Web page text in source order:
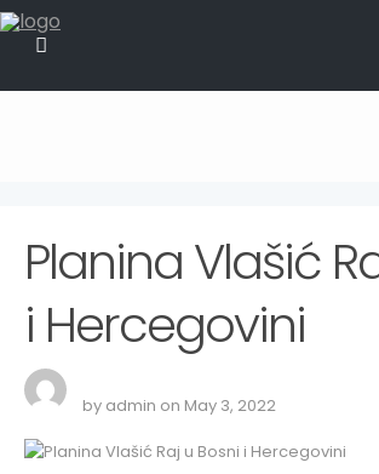
Planina Vlašić
i Hercegovini
by admin on May 3, 2022